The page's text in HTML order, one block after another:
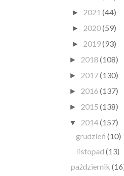
► 2021 (44)
► 2020(59)
► 2019(93)
► 2018 (108)
► 2017(130)
► 2016 (137)
► 2015 (138)
▼ 2014(157)
grudzień (10)
listopad(13)
październik